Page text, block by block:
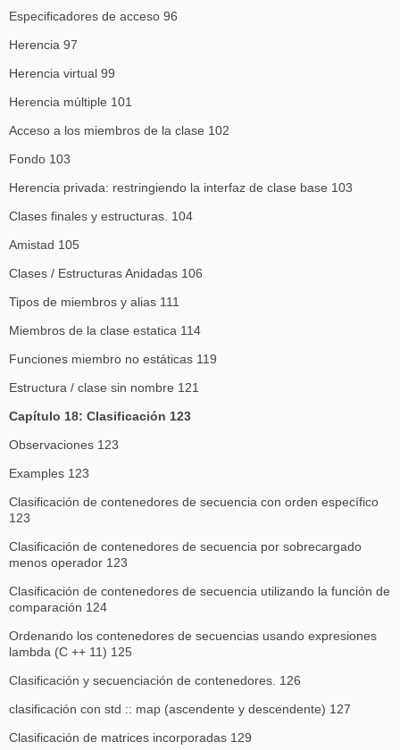
Especificadores de acceso 96
Herencia 97
Herencia virtual 99
Herencia múltiple 101
Acceso a los miembros de la clase 102
Fondo 103
Herencia privada: restringiendo la interfaz de clase base 103
Clases finales y estructuras. 104
Amistad 105
Clases / Estructuras Anidadas 106
Tipos de miembros y alias 111
Miembros de la clase estatica 114
Funciones miembro no estáticas 119
Estructura / clase sin nombre 121
Capítulo 18: Clasificación 123
Observaciones 123
Examples 123
Clasificación de contenedores de secuencia con orden específico
123
Clasificación de contenedores de secuencia por sobrecargado
menos operador 123
Clasificación de contenedores de secuencia utilizando la función de
comparación 124
Ordenando los contenedores de secuencias usando expresiones
lambda (C ++ 11) 125
Clasificación y secuenciación de contenedores. 126
clasificación con std :: map (ascendente y descendente) 127
Clasificación de matrices incorporadas 129